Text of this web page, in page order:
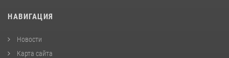
НАВИГАЦИЯ
Новости
Карта сайта